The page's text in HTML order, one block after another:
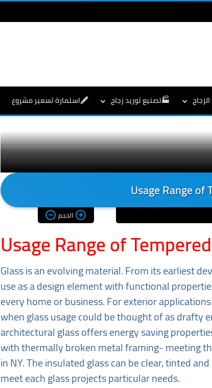
🏭تصنيع توريد زجاج 🖋️استمارة تسعير مشروع
Usage Range of
الحجم
Usage Range of
Glass is an evolving material. From its earliest
use as a design element with functional
every home or business. For exterior
when glass usage could be thought of as drafty
architectural glass offers energy saving
with thermally broken metal framing- meeting
in NY. The insulated glass can be clear, tinted
meet each glass projects particular needs.